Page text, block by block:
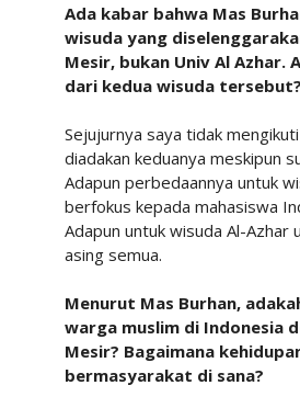
Ada kabar bahwa Mas
wisuda yang
Mesir, bukan Univ Al Azhar.
dari kedua wisuda tersebut?
Sejujurnya saya tidak
diadakan keduanya meskipun
Adapun perbedaannya untuk
berfokus kepada mahasiswa
Adapun untuk wisuda Al-Azhar
asing semua.
Menurut Mas Burhan,
warga muslim di Indonesia
Mesir? Bagaimana
bermasyarakat di sana?